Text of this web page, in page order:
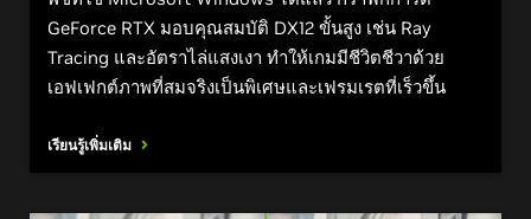
GeForce RTX มอบคุณสมบัติ DX12 ขั้นสูง เช่น Ray
Tracing และอัตราไล่แสงเงา ทำให้เกมมีชีวิตชีวาด้วย
เอฟเฟกต์ภาพที่สมจริงเป็นพิเศษและเฟรมเรตที่เร็วขึ้น
เรียนรู้เพิ่มเติม